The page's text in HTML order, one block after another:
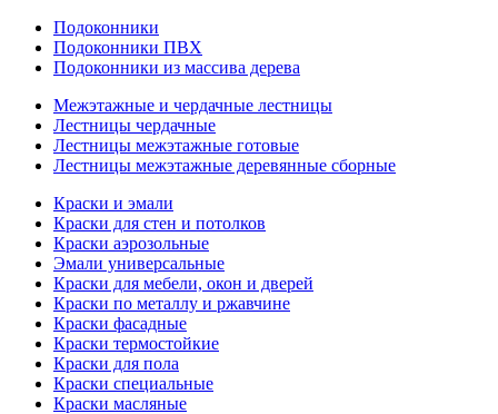
Подоконники
Подоконники ПВХ
Подоконники из массива дерева
Межэтажные и чердачные лестницы
Лестницы чердачные
Лестницы межэтажные готовые
Лестницы межэтажные деревянные сборные
Краски и эмали
Краски для стен и потолков
Краски аэрозольные
Эмали универсальные
Краски для мебели, окон и дверей
Краски по металлу и ржавчине
Краски фасадные
Краски термостойкие
Краски для пола
Краски специальные
Краски масляные